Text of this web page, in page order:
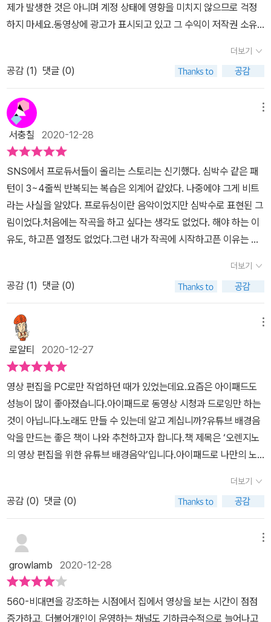
제가 발생한 것은 아니며 계정 상태에 영향을 미치지 않으므로 걱정
하지 마세요.동영상에 광고가 표시되고 있고 그 수익이 저작권 소유
를 추적하고 있을 가능성이 큽니다.- 유튜브 저작권 침해 신고 제기
유튜브 등 1인 미디어의 증가로 영상 제작에 사용된 배경음악의저작
권 관련 문제도 크게 증가했다고 한다. 수십만명의 구독자를 보유한
채널들이 배경음악 저작권 문제로채널이 해지되고 등록 영상도 모두
삭제되는 사례가 종종 발생하고 있다고 한다.저작권은 영리 목적으로
사용할 경우, 권리자를 표기하지 않을경우 침해하는 것으로 생각하기
쉬운데, 비영리일지라도 혹은 권리자를 표기했다고 하더라도 저작권
자가 허용한범위를 넘어선다면 침해에 해당한다고 한다.무료로 사용
할 수 있는 저작권의 범위를 꼼꼼히 확인하고, 저작권자에게정당한
대가를 지불하고 사용하는 등 저작권에 대한 인식을 영상 제작자 스
스로 높이는 것이 중요해 보인다. 자신의 영상에 꼭 맞는 자신만의 배
경음악을 직접 만드는 것은 어떨까? 유튜브음악 크리에이터인 오렌
지노의 신간 <영상 편집을 위한 유튜브 배경음악>은 “가장 좋은 음
원은 내가 만든 음원이다”라며 iOS 앱 개러지밴드로 나만의 배경음
작곡법에 대해 설명하고 있다. 완성도높은 작곡을 할 수 있도록 ‘작곡
을 위해 꼭 알아야 하는 음악 이론’도실려 있다. 음악 이론을 한 챕터
로 정리한 만큼 내용이 함축적이라 작곡에 대해 잘 모르는 사람으로
써이해하는데 어려움이 많았다. 흔히 음악의 3요소는 리듬, 멜로디,
하모니라고 이야기합니다.음악 이론을 시작하려면 최소한 이 세 요소
가 무엇이며,어떤 역할을 하는지 이해해야 합니다.이론 부분이 어렵
게 느껴질 수 있지만아이폰/아이패드용 개러지밴드에서 이후 설명하
는 내용에 맞춰 악기를 연주해 보면더욱 빠르고 재미있게 음악 이론
을 배울 수 있을 것입니다.더 재미있고, 완성도 높은 작곡을 위한 과정
통해 익히고 만든 배경음악이 완성도가 높거나 만족스러운 것은 아니
지만, <영상 편집을 위한 유튜브 배경음악>을 통해 배경음악저작권
이슈에 대해 깊이 이해하는 계기가 되었다. 자체 제작 영상에 배경음
악을 넣기 전에, 그리고 자신에게 맞는 배경음악을 만들고자 한다면
꼭 읽어 보길 권한다.* 해당 도서는 출판사로부터 무상으로 제공받았
으며, 제 주관에 따라 솔직하게 작성했습니다.
더보기
공감 (1) 댓글 (0)
서충칠 2020-12-28
SNS에서 프로듀서들이 올리는 스토리는 신기했다. 심박수 같은 패
턴이 3~4줄씩 반복되는 복습은 외계어 같았다. 나중에야 그게 비트
라는 사실을 알았다. 프로듀싱이란 음악이었지만 심박수로 표현된 그
림이었다.처음에는 작곡을 하고 싶다는 생각도 없었다. 해야 하는 이
유도, 하고픈 열정도 없었다.그런 내가 작곡에 시작하고픈 이유는 대
라도 남길 수 있는 세상이었다.그렇게 유튜브를 생각하게 되었다. 유
튜브를 보면서 느낀 점은 배경음악이 비슷하단 점이었다. 적어도 배
경음악만은 다르고 싶어서 이 책을 손에 쥐었다.개러지 밴드로 음악
을 만들 수 있다는 생각은 한 적이 없었다. 처음에 동생 아이패드에서
만났을 때는 심심풀이었다. 피아노를 잠시라도 치고픈 마음에서 시작
했지만, 다른 악기를 다룰 줄 모르던 나에게 갤러지 밴드는 노닥거리
였다.그래서 근 1년만에 이렇게 다시 만날 줄은 생각도 못 했다.겨울
방학 동안 드럼과 베이스 사용법을 익히며 작곡을 할 준비를 하게 될
주은 더더욱 몰랐다.아이폰/아이패드처럼 ios 체제가 있는 기기라면
기본적으로 있는 갤러지 밴드, 없어도 ios 체제 기기라면 무료로 다운
로드할 수 있는 개러지 밴드는 정말 유용하고 쉬웠다. 아쉬운 점이 있
다면 아이패드는 있어도 맥북은 없다는 것이다.(맥북이 너무 비싸다.
ㅠㅠ)화면이 큰 맥북은 세세한 부분까지 다 나와서 편집과 믹싱에 적
합하다. 아이폰/아이패드는 터치 기능이 있어서 연주에 적합하다. 책
도 드러머, 동양 현악기, 애플 루프가 있다. 애플 루프는 작곡에 사용
할 수 있는 샘플을 말한다. 샘플은 음원에서 특정 소리만 따온 부분을
말한다. 맥북에서 애플 루프를 이용해서 음악을 만드는 과정을 보여
준다. 이때 오렌지노 작가님의 유튜브 url도 같이 나와 있어서 참고할
수 있다.맥북이 아닌 아이패드에서도 애플 루프를 사용할 수 있고, 이
더보기
공감 (1) 댓글 (0)
로얄티 2020-12-27
영상 편집을 PC로만 작업하던 때가 있었는데요.요즘은 아이패드도
성능이 많이 좋아졌습니다.아이패드로 동영상 시청과 드로잉만 하는
것이 아닙니다.노래도 만들 수 있는데 알고 계십니까?유튜브 배경음
악을 만드는 좋은 책이 나와 추천하고자 합니다.책 제목은 ‘오렌지노
의 영상 편집을 위한 유튜브 배경음악’입니다.아이패드로 나만의 노
악을 만들어보는 시간이 되었으면 좋겠습니다.◆ 초보자도 쉽게 접
근음악을 잘 못 하는 초보자도 쉽게 접근 할 수 있습니다.작곡하려면
음악 악기도 다룰 줄 알아야 합니다.다룰 줄 알면 좋겠지만 악기를 못
다뤄도 시작해볼 수 있습니다.아이폰과 아이패드, 맥 컴퓨터만 있어
도 만드는 게 가능합니다.배경음악 만드는 것 악기 없어도 할 수 있다
면 해볼 만 한 도전입니다.개러지밴드는 저작권에서 자유롭습니다.원
하는 악기와 분위기를 검색한 후 간단한 음악을 만들 수 있습니다.악
기를 꼭 알아야 만들 수 있는 것이 아니기 때문입니다.악기를 배치하
더보기
공감 (0) 댓글 (0)
growlamb 2020-12-28
560-비대면을 강조하는 시점에서 집에서 영상을 보는 시간이 점점
증가하고, 더불어개인이 운영하는 채널도 기하급수적으로 늘어나고